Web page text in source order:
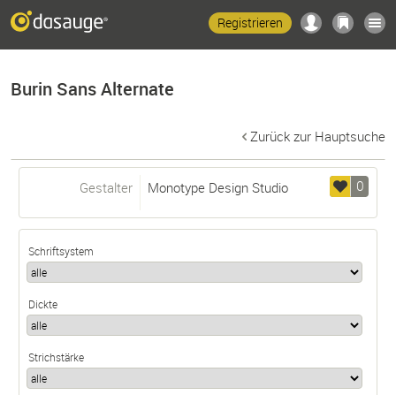
Registrieren
Burin Sans Alternate
Zurück zur Hauptsuche
0
Gestalter Monotype Design Studio
Schriftsystem
Dickte
Strichstärke